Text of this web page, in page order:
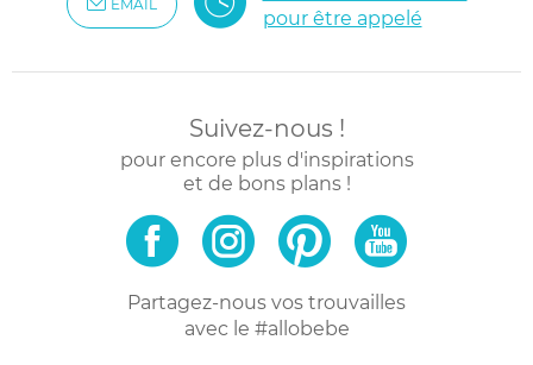
EMAIL
pour être appelé
Suivez-nous !
pour encore plus d'inspirations
et de bons plans !
Partagez-nous vos trouvailles
avec le #allobebe